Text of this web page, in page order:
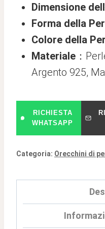
Dimensione
Forma della
Colore della
Materiale ：
Argento 925,
RICHIESTA
WHATSAPP
Categoria: Orecchini di